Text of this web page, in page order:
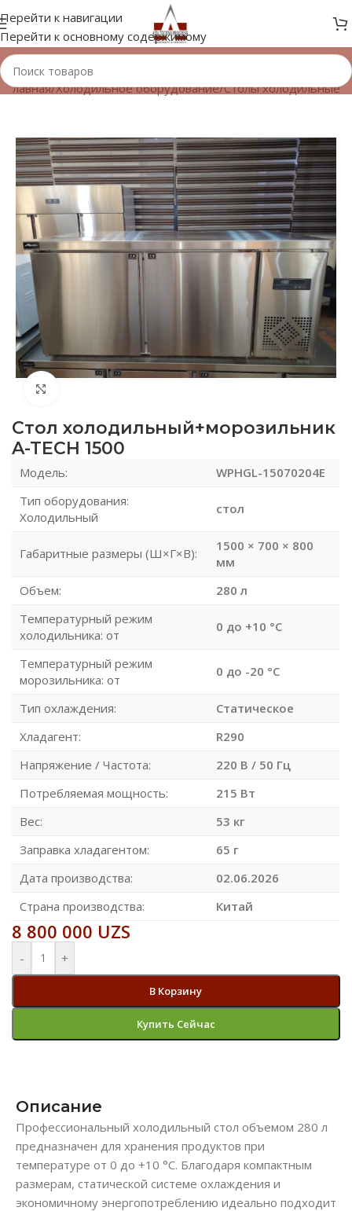
Перейти к навигации
Перейти к основному содержимому
Главная/Холодильное оборудование/Столы холодильные
Стол холодильный+морозильник
A-TECH 1500
Модель:
WPHGL-15070204E
Тип оборудования:
Холодильный
стол
Габаритные размеры (Ш×Г×В):
1500 × 700 × 800
мм
Объем:
280 л
Температурный режим
холодильника: от
0 до +10 °C
Температурный режим
морозильника: от
0 до -20 °C
Тип охлаждения:
Статическое
Хладагент:
R290
Напряжение / Частота:
220 В / 50 Гц
Потребляемая мощность:
215 Вт
Вес:
53 кг
Заправка хладагентом:
65 г
Дата производства:
02.06.2026
Страна производства:
Китай
8 800 000 UZS
- +
В Корзину
Купить Сейчас
Описание
Профессиональный холодильный стол объемом 280 л
предназначен для хранения продуктов при
температуре от 0 до +10 °C. Благодаря компактным
размерам, статической системе охлаждения и
экономичному энергопотреблению идеально подходит